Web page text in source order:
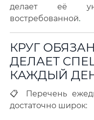
делает её
востребованной.
КРУГ
ДЕЛАЕТ
КАЖДЫЙ
📋 Перечень
достаточно широк: